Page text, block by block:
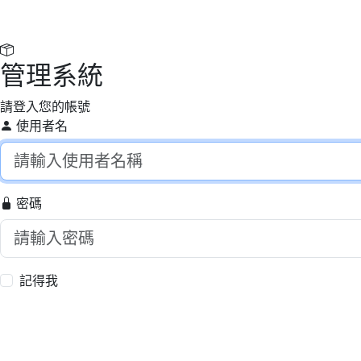
管理系統
請登入您的帳號
使用者名
密碼
記得我